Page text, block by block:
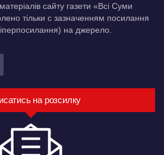
сайту газети «Всі Суми
тільки c зазначенням посилання
на джерело.
на розсилку